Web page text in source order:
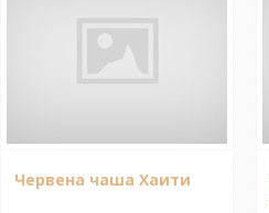
Червена чаша Хаити